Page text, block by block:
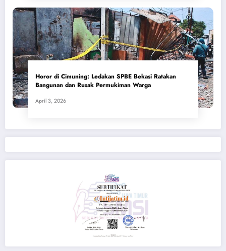
Horor di Cimuning: Ledakan SPBE Bekasi Ratakan
Bangunan dan Rusak Permukiman Warga
April 3, 2026